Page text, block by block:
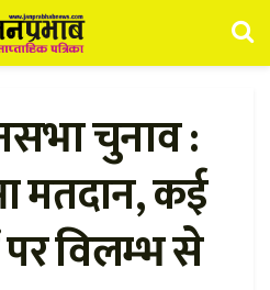
चुनाव :
मतदान, कई
पर विलम्भ से